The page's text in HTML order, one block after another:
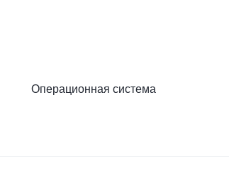
Операционная система